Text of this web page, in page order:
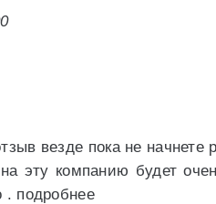
везде пока не начнете
эту компанию будет
. подробнее